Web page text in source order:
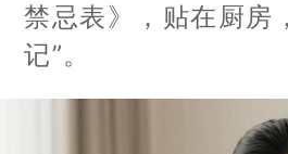
禁忌表》，贴在厨房
记”。